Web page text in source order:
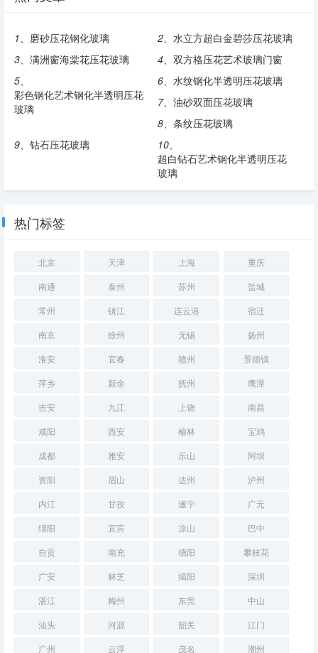
1、 磨砂压花钢化玻璃 2、 水立方超白金碧莎压花玻璃
3、 满洲窗海棠花压花玻璃 4、 双方格压花艺术玻璃门窗
5、
彩色钢化艺术钢化半透明压花
玻璃
6、 水纹钢化半透明压花玻璃
7、 油砂双面压花玻璃
8、 条纹压花玻璃
9、 钻石压花玻璃
10、
超白钻石艺术钢化半透明压花
玻璃
热门标签
北京 天津 上海
重庆
南通
泰州 苏州
盐城
常州
镇江 连云港
宿迁
南京
徐州 无锡
扬州
淮安
宜春 赣州
景德镇
萍乡
新余 抚州
鹰潭
吉安
九江 上饶
南昌
咸阳
西安 榆林
宝鸡
成都
雅安 乐山
阿坝
资阳
眉山 达州
泸州
内江
甘孜 遂宁
广元
绵阳
宜宾 凉山
巴中
自贡
南充 德阳
攀枝花
广安
林芝 揭阳
深圳
湛江
梅州 东莞
中山
汕头
河源 韶关
江门
广州
云浮 茂名 潮州